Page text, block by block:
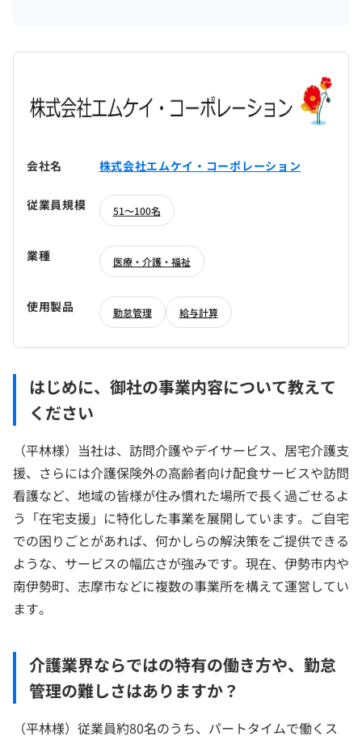
会社名 株式会社エムケイ・コーポレーション
従業員規模 51～100名
業種 医療・介護・福祉
使用製品 勤怠管理 給与計算
はじめに、御社の事業内容について教えて
ください
（平林様）当社は、訪問介護やデイサービス、居宅介護支
援、さらには介護保険外の高齢者向け配食サービスや訪問
看護など、地域の皆様が住み慣れた場所で長く過ごせるよ
う「在宅支援」に特化した事業を展開しています。ご自宅
での困りごとがあれば、何かしらの解決策をご提供できる
ような、サービスの幅広さが強みです。現在、伊勢市内や
南伊勢町、志摩市などに複数の事業所を構えて運営してい
ます。
介護業界ならではの特有の働き方や、勤怠
管理の難しさはありますか？
（平林様）従業員約80名のうち、パートタイムで働くス